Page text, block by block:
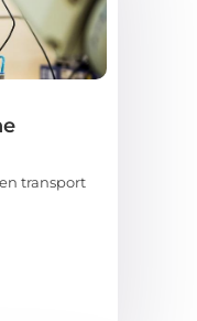
transport